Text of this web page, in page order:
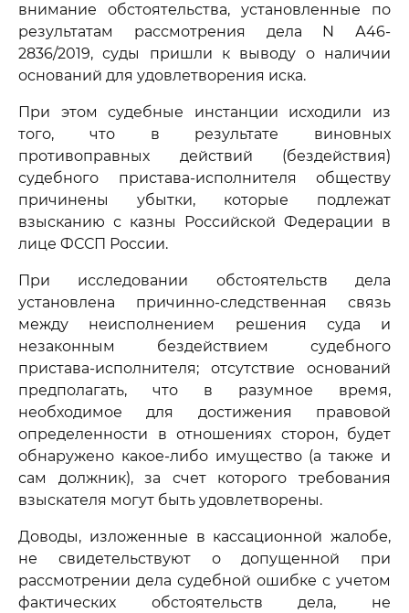
внимание обстоятельства, установленные по
результатам рассмотрения дела N А46-
2836/2019, суды пришли к выводу о наличии
оснований для удовлетворения иска.
При этом судебные инстанции исходили из
того, что в результате виновных
противоправных действий (бездействия)
судебного пристава-исполнителя обществу
причинены убытки, которые подлежат
взысканию с казны Российской Федерации в
лице ФССП России.
При исследовании обстоятельств дела
установлена причинно-следственная связь
между неисполнением решения суда и
незаконным бездействием судебного
пристава-исполнителя; отсутствие оснований
предполагать, что в разумное время,
необходимое для достижения правовой
определенности в отношениях сторон, будет
обнаружено какое-либо имущество (а также и
сам должник), за счет которого требования
взыскателя могут быть удовлетворены.
Доводы, изложенные в кассационной жалобе,
не свидетельствуют о допущенной при
рассмотрении дела судебной ошибке с учетом
фактических обстоятельств дела, не